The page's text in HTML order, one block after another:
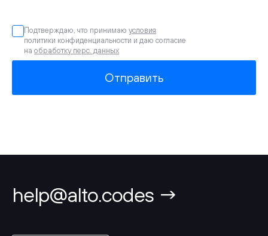
Подтверждаю, что принимаю условия
политики конфиденциальности и даю согласие
на обработку перс. данных
Отправить
help@alto.codes →